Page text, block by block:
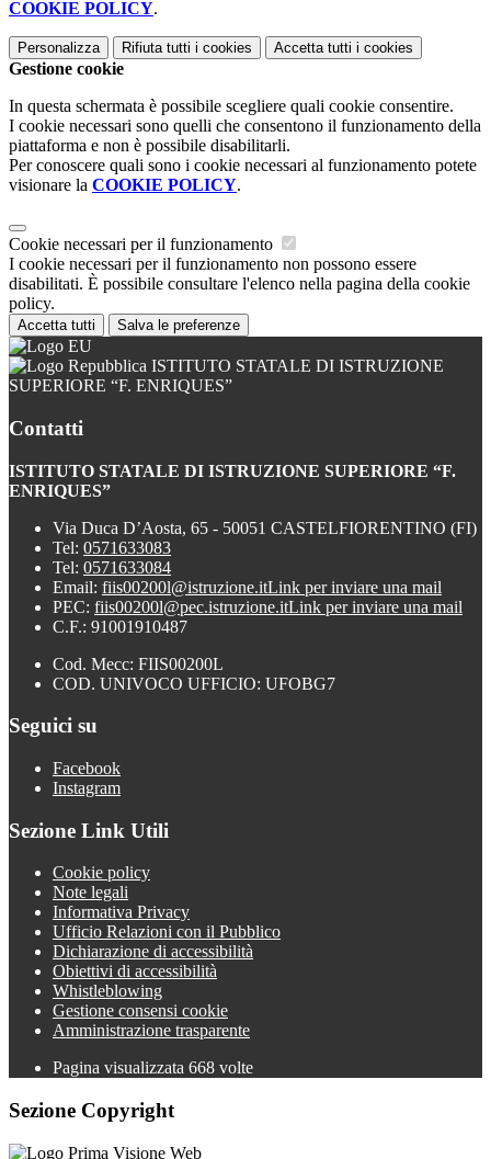
COOKIE POLICY.
Personalizza Rifiuta tutti i cookies Accetta tutti i cookies
Gestione cookie
In questa schermata è possibile scegliere quali cookie consentire.
I cookie necessari sono quelli che consentono il funzionamento della
piattaforma e non è possibile disabilitarli.
Per conoscere quali sono i cookie necessari al funzionamento potete
visionare la COOKIE POLICY.
Cookie necessari per il funzionamento
I cookie necessari per il funzionamento non possono essere
disabilitati. È possibile consultare l'elenco nella pagina della cookie
policy.
Accetta tutti Salva le preferenze
ISTITUTO STATALE DI ISTRUZIONE
SUPERIORE “F. ENRIQUES”
Contatti
ISTITUTO STATALE DI ISTRUZIONE SUPERIORE “F.
ENRIQUES”
Via Duca D’Aosta, 65 - 50051 CASTELFIORENTINO (FI)
Tel: 0571633083
Tel: 0571633084
Email: fiis00200l@istruzione.itLink per inviare una mail
PEC: fiis00200l@pec.istruzione.itLink per inviare una mail
C.F.: 91001910487
Cod. Mecc: FIIS00200L
COD. UNIVOCO UFFICIO: UFOBG7
Seguici su
Facebook
Instagram
Sezione Link Utili
Cookie policy
Note legali
Informativa Privacy
Ufficio Relazioni con il Pubblico
Dichiarazione di accessibilità
Obiettivi di accessibilità
Whistleblowing
Gestione consensi cookie
Amministrazione trasparente
Pagina visualizzata 668 volte
Sezione Copyright